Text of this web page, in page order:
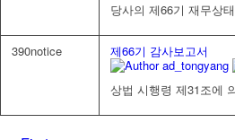
당사의 제66기 재무상
390notice
제66기 감사보고서
ad_tongyang
상법 시행령 제31조에